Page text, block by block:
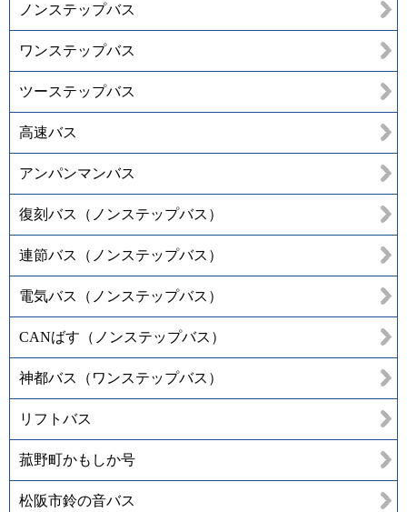
ノンステップバス
ワンステップバス
ツーステップバス
高速バス
アンパンマンバス
復刻バス（ノンステップバス）
連節バス（ノンステップバス）
電気バス（ノンステップバス）
CANばす（ノンステップバス）
神都バス（ワンステップバス）
リフトバス
菰野町かもしか号
松阪市鈴の音バス